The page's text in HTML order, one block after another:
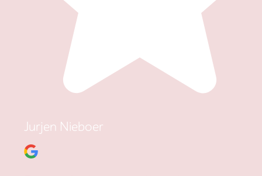
Jurjen Nieboer